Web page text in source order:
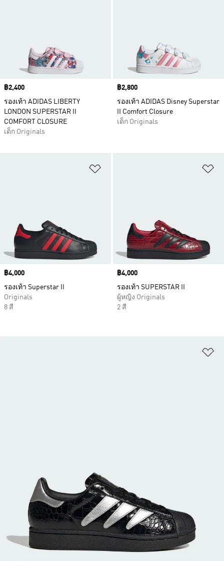
Price
฿2,400
รองเท้า ADIDAS LIBERTY
LONDON SUPERSTAR II
COMFORT CLOSURE
เด็ก Originals
Price
฿2,800
รองเท้า ADIDAS Disney Superstar
II Comfort Closure
เด็ก Originals
Price
฿4,000
รองเท้า Superstar II
Originals
8 สี
Price
฿4,000
รองเท้า SUPERSTAR II
ผู้หญิง Originals
2 สี